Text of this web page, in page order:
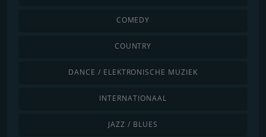
COMEDY
COUNTRY
DANCE / ELEKTRONISCHE MUZIEK
INTERNATIONAAL
JAZZ / BLUES